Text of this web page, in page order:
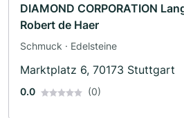
DIAMOND CORPORATION
Robert de Haer
Schmuck · Edelsteine
Marktplatz 6, 70173 Stuttgart
0.0 (0)